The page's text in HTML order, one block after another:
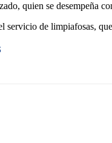
quien se desempeña
servicio de limpiafosas,